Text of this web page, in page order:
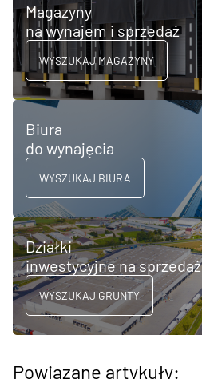
Magazyny
na wynajem i sprzedaż
WYSZUKAJ MAGAZYNY
Biura
do wynajęcia
WYSZUKAJ BIURA
Działki
inwestycyjne na sprzedaż
WYSZUKAJ GRUNTY
Powiązane artykuły: